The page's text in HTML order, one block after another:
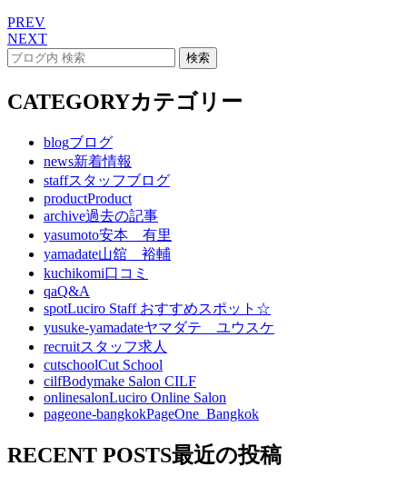
PREV
NEXT
CATEGORYカテゴリー
blogブログ
news新着情報
staffスタッフブログ
productProduct
archive過去の記事
yasumoto安本 有里
yamadate山舘 裕輔
kuchikomi口コミ
qaQ&A
spotLuciro Staff おすすめスポット☆
yusuke-yamadateヤマダテ ユウスケ
recruitスタッフ求人
cutschoolCut School
cilfBodymake Salon CILF
onlinesalonLuciro Online Salon
pageone-bangkokPageOne_Bangkok
RECENT POSTS最近の投稿